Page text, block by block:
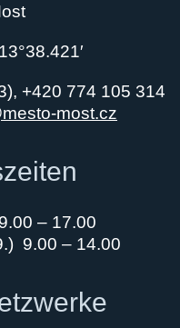
+420 774 105 314
most.cz
– 17.00
9.00 – 14.00